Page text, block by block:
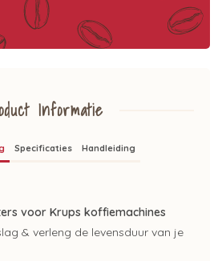
Informatie
Specificaties Handleiding
voor Krups koffiemachines
& verleng de levensduur van je